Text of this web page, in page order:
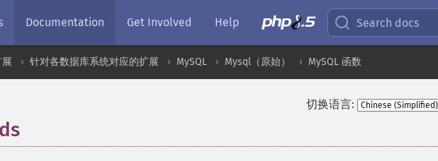
Documentation Get Involved Help Search docs
针对各数据库系统对应的扩展 MySQL Mysql（原始） MySQL 函数
切换语言: